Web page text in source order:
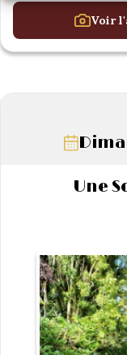
Voir
Une